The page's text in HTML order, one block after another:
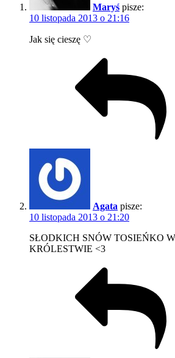
Maryś pisze:
10 listopada 2013 o 21:16
Jak się cieszę ♡
Agata pisze:
10 listopada 2013 o 21:20
SŁODKICH SNÓW TOSIEŃKO
KRÓLESTWIE <3